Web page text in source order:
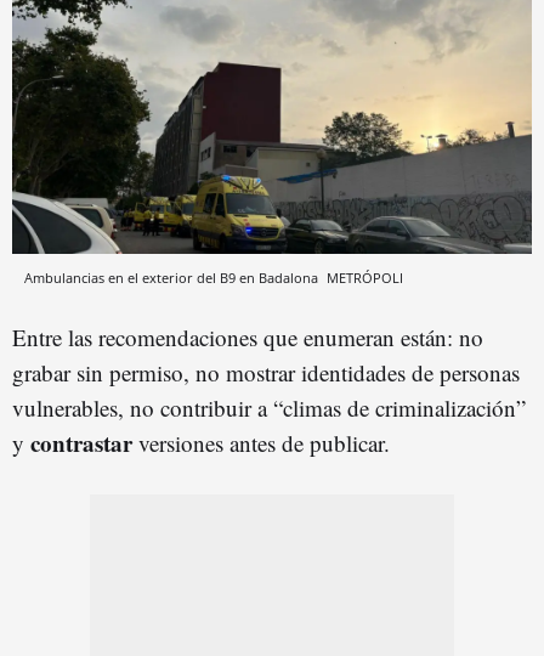
Ambulancias en el exterior del B9 en Badalona METRÓPOLI
Entre las recomendaciones que enumeran están: no
grabar sin permiso, no mostrar identidades de personas
vulnerables, no contribuir a “climas de criminalización”
y contrastarversiones antes de publicar.